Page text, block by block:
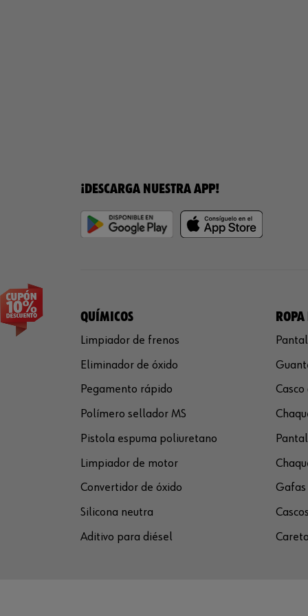
¡DESCARGA NUESTRA APP!
QUÍMICOS
Limpiador de frenos
Eliminador de óxido
Pegamento rápido
Polímero sellador MS
Pistola espuma poliuretano
Limpiador de motor
Convertidor de óxido
Silicona neutra
Aditivo para diésel